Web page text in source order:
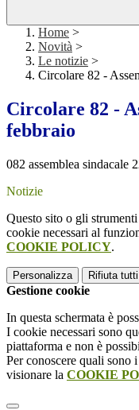
Home >
Novità >
Le notizie >
Circolare 82 -
Circolare 82 -
febbraio
082 assemblea sindacale
Notizie
Questo sito o gli
cookie necessari al
COOKIE POLICY.
Personalizza Rifiuta tutti
Gestione cookie
In questa schermata è
I cookie necessari sono
piattaforma e non è
Per conoscere quali sono
visionare la COOKIE